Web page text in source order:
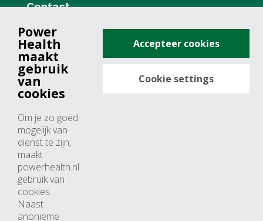
Contact
+31 (0)76 571 19 68
info@powerhealth.nl
Adresse
4817 ZH breda
Nederland
Horaires d’ouvertures
Du lundi au jeudi: 09:00 – 17:00
Vendredi: 09:00 – 15:00
Power
Health
maakt
gebruik
van
cookies
Om je zo goed
mogelijk van
dienst te zijn,
maakt
powerhealth.nl
gebruik van
cookies.
Naast
anonieme
Accepteer cookies
Cookie settings